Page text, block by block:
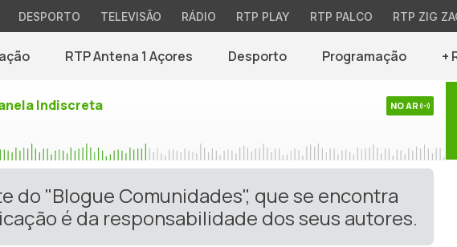
DESPORTO TELEVISÃO RÁDIO RTP PLAY RTP PALCO RTP ZIG
RTP Antena 1 Açores Desporto Programação +
Indiscreta NO AR
do "Blogue Comunidades", que se encontra
é da responsabilidade dos seus autores.